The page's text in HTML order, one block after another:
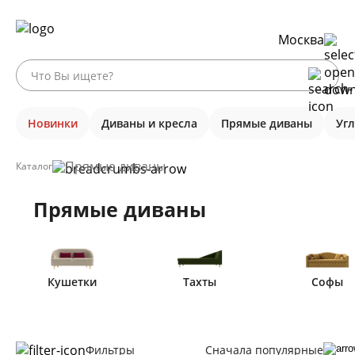
Москва
Новинки Диваны и кресла Прямые диваны
Каталог Прямые диваны
Прямые диваны
Кушетки Тахты Софы
Фильтры Сначала популярные